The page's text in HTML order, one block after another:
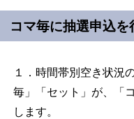
コマ毎に抽選申込を
１．時間帯別空き状況
毎」「セット」が、「
します。